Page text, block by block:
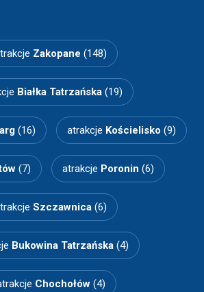
Zakopane (148)
Białka Tatrzańska (19)
(16) atrakcje Kościelisko (9)
(7) atrakcje Poronin (6)
Szczawnica (6)
Bukowina Tatrzańska(4)
Chochołów(4)